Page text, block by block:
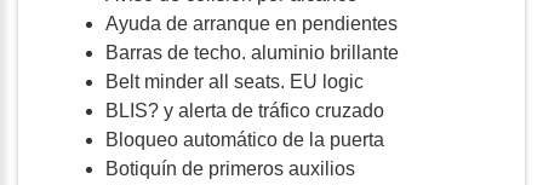
Ayuda de arranque en pendientes
Barras de techo. aluminio brillante
Belt minder all seats. EU logic
BLIS? y alerta de tráfico cruzado
Bloqueo automático de la puerta
Botiquín de primeros auxilios